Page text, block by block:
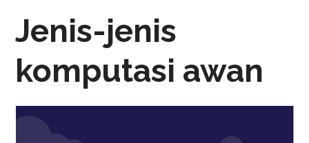
Jenis-jenis
komputasi awan